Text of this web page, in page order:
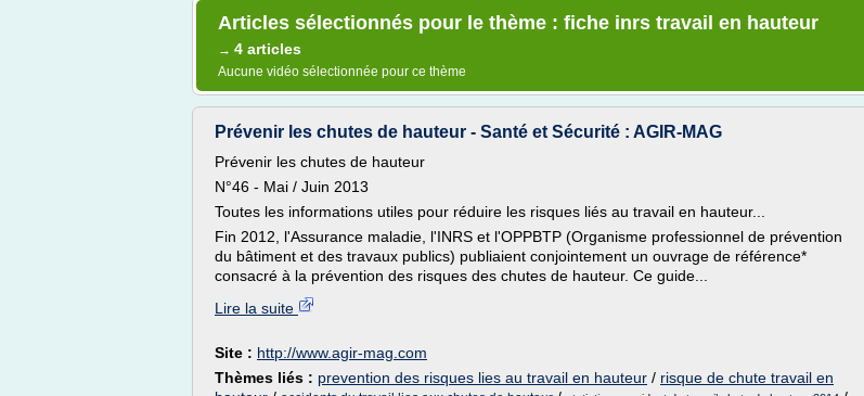
Articles sélectionnés pour le thème : fiche inrs travail en hauteur
→ 4 articles
Aucune vidéo sélectionnée pour ce thème
Prévenir les chutes de hauteur - Santé et Sécurité : AGIR-MAG
Prévenir les chutes de hauteur
N°46 - Mai / Juin 2013
Toutes les informations utiles pour réduire les risques liés au travail en hauteur...
Fin 2012, l'Assurance maladie, l'INRS et l'OPPBTP (Organisme professionnel de prévention
du bâtiment et des travaux publics) publiaient conjointement un ouvrage de référence*
consacré à la prévention des risques des chutes de hauteur. Ce guide...
Lire la suite
Site : http://www.agir-mag.com
Thèmes liés : prevention des risques lies au travail en hauteur / risque de chute travail en